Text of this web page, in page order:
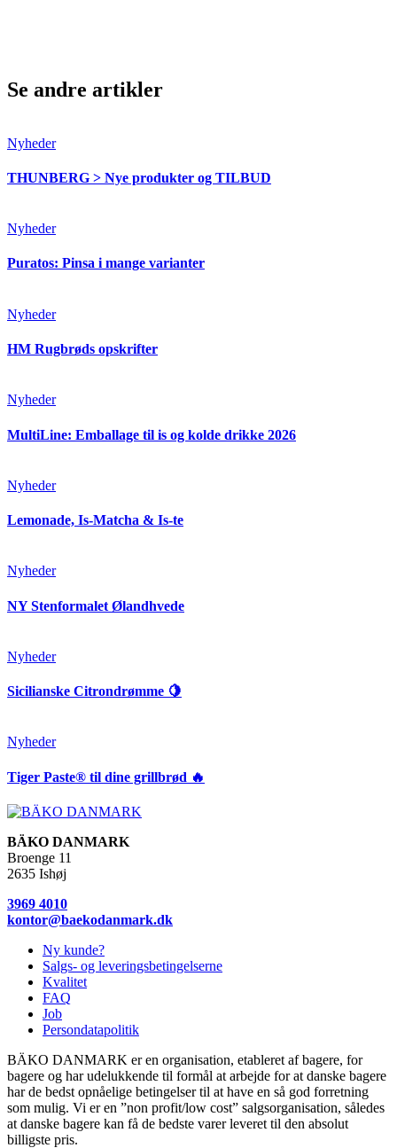
Se andre artikler
Nyheder
THUNBERG > Nye produkter og TILBUD
Nyheder
Puratos: Pinsa i mange varianter
Nyheder
HM Rugbrøds opskrifter
Nyheder
MultiLine: Emballage til is og kolde drikke 2026
Nyheder
Lemonade, Is-Matcha & Is-te
Nyheder
NY Stenformalet Ølandhvede
Nyheder
Sicilianske Citrondrømme 🍋
Nyheder
Tiger Paste® til dine grillbrød 🔥
BÄKO DANMARK
Broenge 11
2635 Ishøj
3969 4010
kontor@baekodanmark.dk
Ny kunde?
Salgs- og leveringsbetingelserne
Kvalitet
FAQ
Job
Persondatapolitik
BÄKO DANMARK er en organisation, etableret af bagere, for
bagere og har udelukkende til formål at arbejde for at danske bagere
har de bedst opnåelige betingelser til at have en så god forretning
som mulig. Vi er en ”non profit/low cost” salgsorganisation, således
at danske bagere kan få de bedste varer leveret til den absolut
billigste pris.